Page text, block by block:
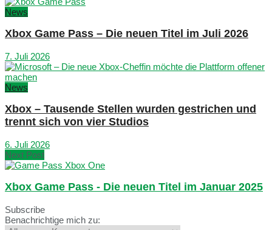
News
Xbox Game Pass – Die neuen Titel im Juli 2026
7. Juli 2026
News
Xbox – Tausende Stellen wurden gestrichen und
trennt sich von vier Studios
6. Juli 2026
Next Post
Xbox Game Pass - Die neuen Titel im Januar 2025
Subscribe
Benachrichtige mich zu: